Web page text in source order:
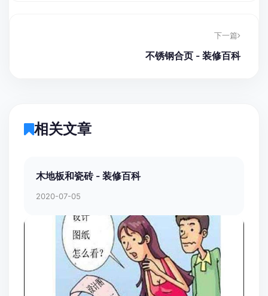
下一篇
不锈钢合页 - 装修百科
相关文章
木地板和瓷砖 - 装修百科
2020-07-05